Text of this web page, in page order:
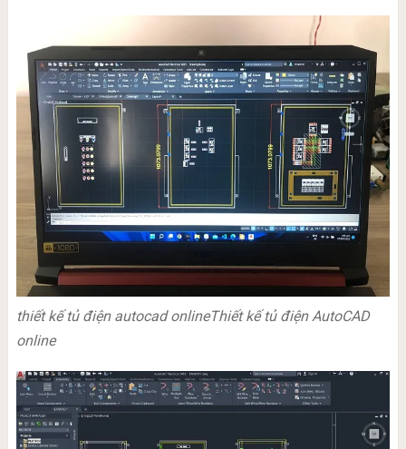
thiết kế tủ điện autocad onlineThiết kế tủ điện AutoCAD
online